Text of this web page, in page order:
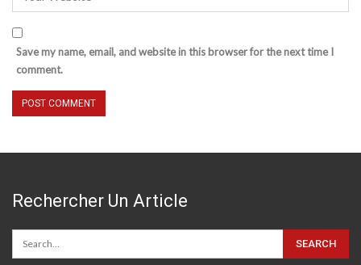
Save my name, email, and website in this browser for the next time I
comment.
Rechercher Un Article